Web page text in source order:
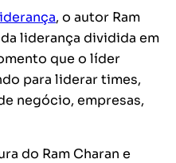
, o autor Ram
liderança dividida em
que o líder
para liderar times,
negócio, empresas,
do Ram Charan e